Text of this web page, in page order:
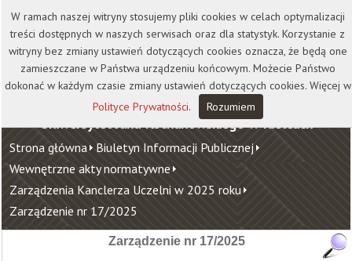
Kontakt Biblioteka
Wydawnictwo
Wirtualna Uczelnia
Uniwersytet Jana Kochanowskiego w Kielcach
Strona główna Biuletyn Informacji Publicznej
Wewnętrzne akty normatywne
Zarządzenia Kanclerza Uczelni w 2025 roku
Zarządzenie nr 17/2025
Zarządzenie nr 17/2025
W ramach naszej witryny stosujemy pliki cookies w celach optymalizacji
treści dostępnych w naszych serwisach oraz dla statystyk. Korzystanie z
witryny bez zmiany ustawień dotyczących cookies oznacza, że będą one
zamieszczane w Państwa urządzeniu końcowym. Możecie Państwo
dokonać w każdym czasie zmiany ustawień dotyczących cookies. Więcej w
Polityce Prywatności. Rozumiem